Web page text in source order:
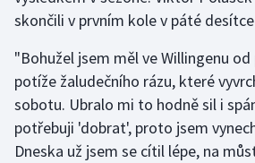
Olympijské hry
Parasport
Plavání
Plážový volejbal
skončili v prvním kole v páté
"Bohužel jsem měl ve Willingenu
potíže žaludečního rázu, které
sobotu. Ubralo mi to hodně sil i
potřebuji 'dobrat', proto jsem
Dneska už jsem se cítil lépe, na